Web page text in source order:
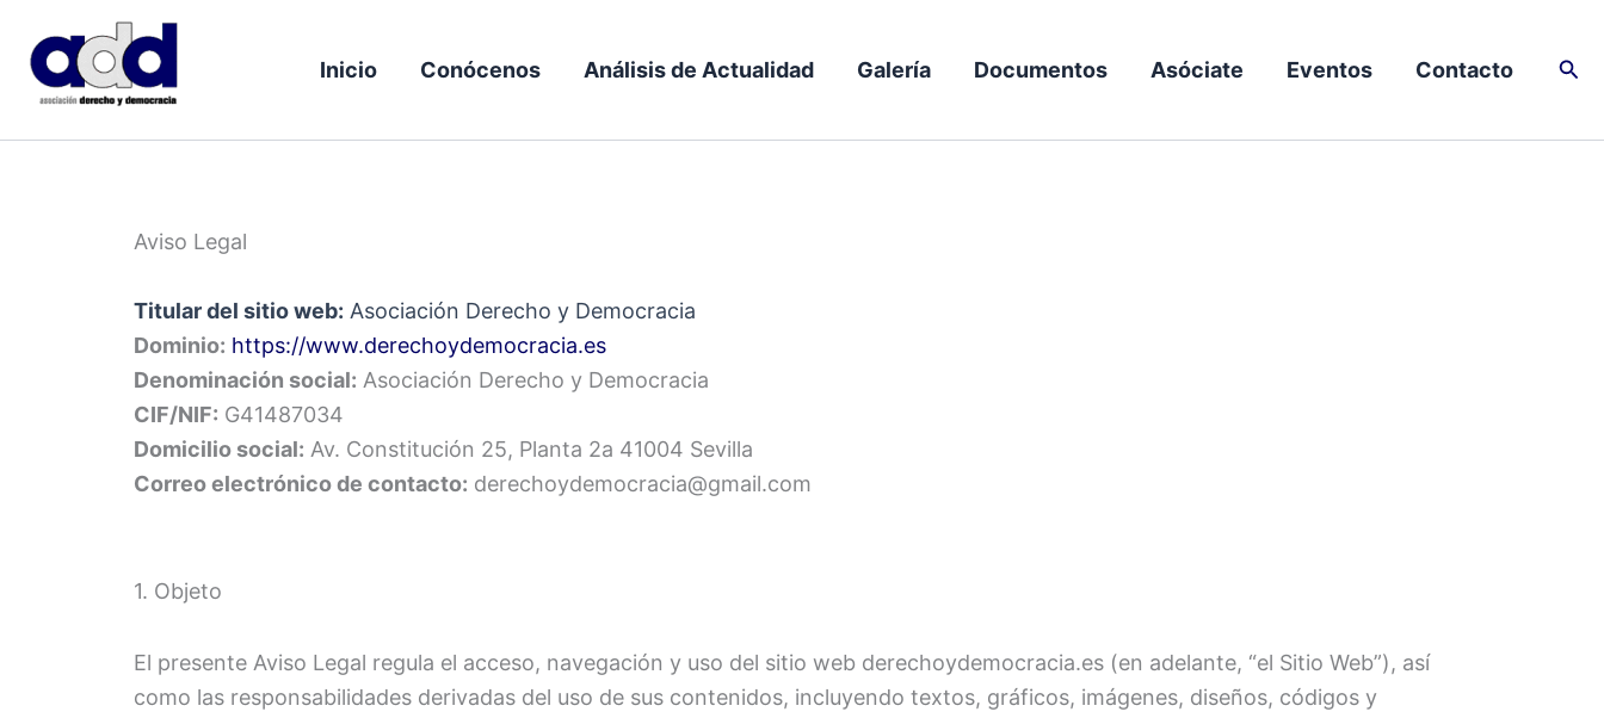
contenido
Inicio Conócenos Análisis de Actualidad Galería Documentos Asóciate Eventos Contacto
Aviso Legal
Titular del sitio web: Asociación Derecho y Democracia
Dominio: https://www.derechoydemocracia.es
Denominación social: Asociación Derecho y Democracia
CIF/NIF: G41487034
Domicilio social: Av. Constitución 25, Planta 2a 41004 Sevilla
Correo electrónico de contacto: derechoydemocracia@gmail.com
1. Objeto
El presente Aviso Legal regula el acceso, navegación y uso del sitio web derechoydemocracia.es (en adelante, “el Sitio Web”), así
como las responsabilidades derivadas del uso de sus contenidos, incluyendo textos, gráficos, imágenes, diseños, códigos y